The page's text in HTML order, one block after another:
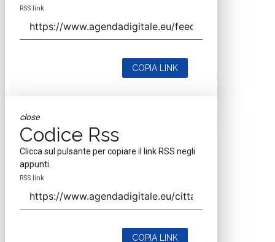
RSS link
COPIA LINK
close
Codice Rss
Clicca sul pulsante per copiare il link RSS negli
appunti.
RSS link
COPIA LINK